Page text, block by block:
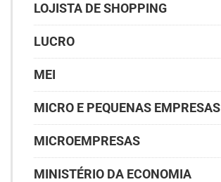
LOJISTA DE SHOPPING
LUCRO
MEI
MICRO E PEQUENAS EMPRESAS
MICROEMPRESAS
MINISTÉRIO DA ECONOMIA